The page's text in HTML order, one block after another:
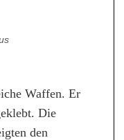
Waffen. Er
Die
den